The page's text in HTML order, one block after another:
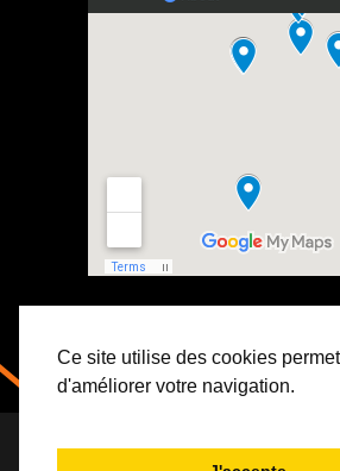
Ce site utilise des cookies
d'améliorer votre navigation.
Copyright 2023 Association